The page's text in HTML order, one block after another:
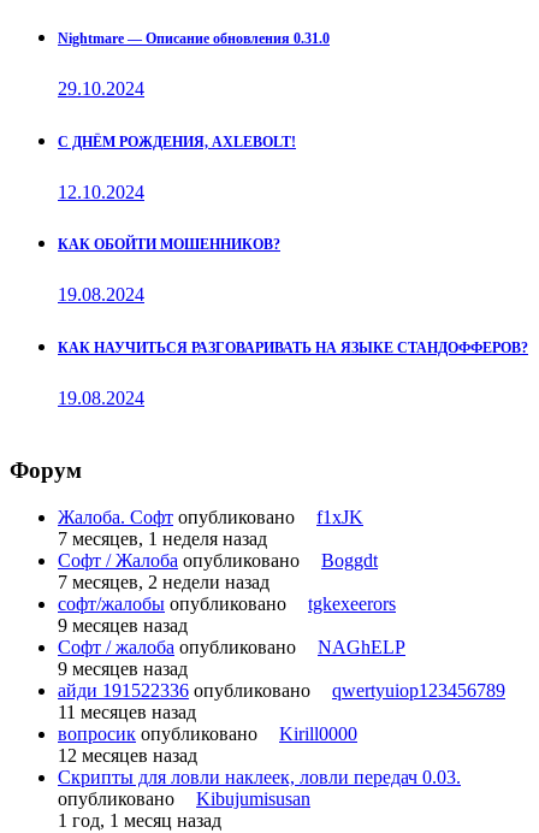
Nightmare — Описание обновления 0.31.0
29.10.2024
С ДНЁМ РОЖДЕНИЯ, AXLEBOLT!
12.10.2024
КАК ОБОЙТИ МОШЕННИКОВ?
19.08.2024
КАК НАУЧИТЬСЯ РАЗГОВАРИВАТЬ НА ЯЗЫКЕ СТАНДОФФЕРОВ?
19.08.2024
Форум
Жалоба. Софт опубликовано
f1xJK
7 месяцев, 1 неделя назад
Софт / Жалоба опубликовано
Boggdt
7 месяцев, 2 недели назад
софт/жалобы опубликовано
tgkexeerors
9 месяцев назад
Софт / жалоба опубликовано
NAGhELP
9 месяцев назад
айди 191522336 опубликовано
qwertyuiop123456789
11 месяцев назад
вопросик опубликовано
Kirill0000
12 месяцев назад
Скрипты для ловли наклеек, ловли передач 0.03.
опубликовано
Kibujumisusan
1 год, 1 месяц назад